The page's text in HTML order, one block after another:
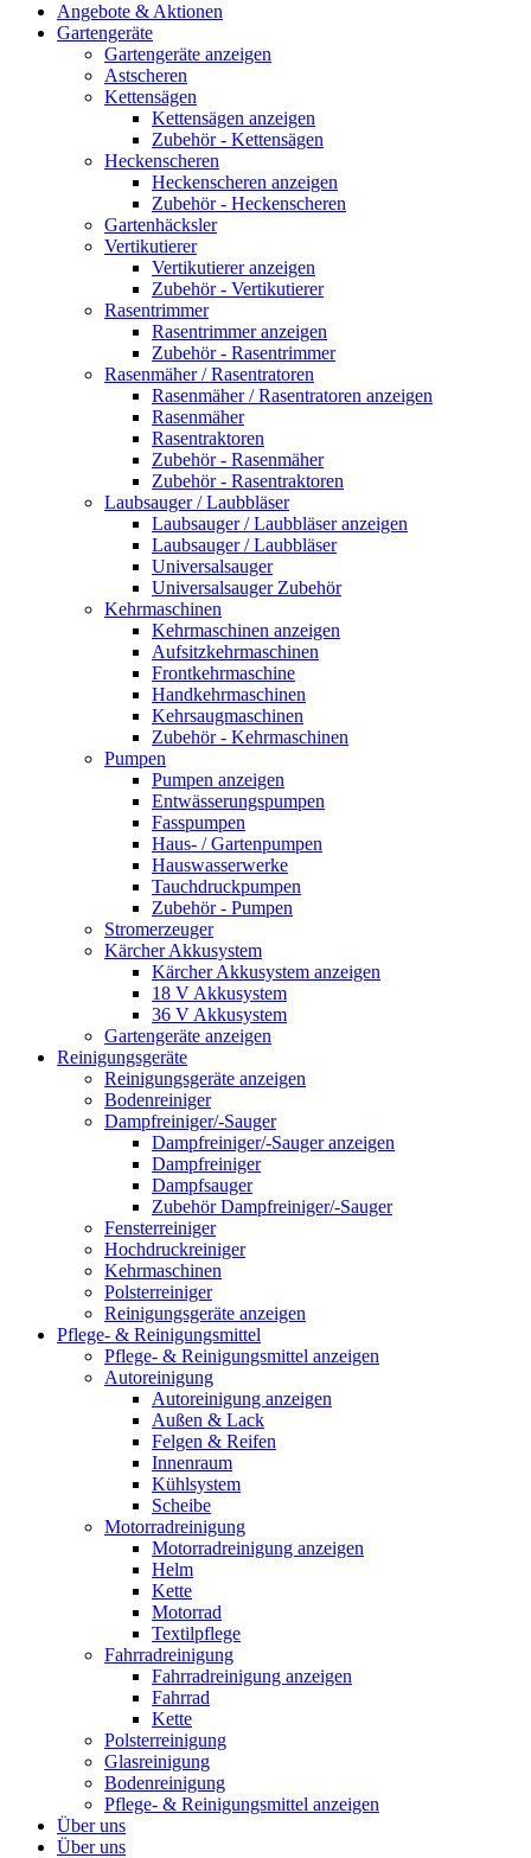
Angebote & Aktionen
Gartengeräte
Gartengeräte anzeigen
Astscheren
Kettensägen
Kettensägen anzeigen
Zubehör - Kettensägen
Heckenscheren
Heckenscheren anzeigen
Zubehör - Heckenscheren
Gartenhäcksler
Vertikutierer
Vertikutierer anzeigen
Zubehör - Vertikutierer
Rasentrimmer
Rasentrimmer anzeigen
Zubehör - Rasentrimmer
Rasenmäher / Rasentratoren
Rasenmäher / Rasentratoren anzeigen
Rasenmäher
Rasentraktoren
Zubehör - Rasenmäher
Zubehör - Rasentraktoren
Laubsauger / Laubbläser
Laubsauger / Laubbläser anzeigen
Laubsauger / Laubbläser
Universalsauger
Universalsauger Zubehör
Kehrmaschinen
Kehrmaschinen anzeigen
Aufsitzkehrmaschinen
Frontkehrmaschine
Handkehrmaschinen
Kehrsaugmaschinen
Zubehör - Kehrmaschinen
Pumpen
Pumpen anzeigen
Entwässerungspumpen
Fasspumpen
Haus- / Gartenpumpen
Hauswasserwerke
Tauchdruckpumpen
Zubehör - Pumpen
Stromerzeuger
Kärcher Akkusystem
Kärcher Akkusystem anzeigen
18 V Akkusystem
36 V Akkusystem
Gartengeräte anzeigen
Reinigungsgeräte
Reinigungsgeräte anzeigen
Bodenreiniger
Dampfreiniger/-Sauger
Dampfreiniger/-Sauger anzeigen
Dampfreiniger
Dampfsauger
Zubehör Dampfreiniger/-Sauger
Fensterreiniger
Hochdruckreiniger
Kehrmaschinen
Polsterreiniger
Reinigungsgeräte anzeigen
Pflege- & Reinigungsmittel
Pflege- & Reinigungsmittel anzeigen
Autoreinigung
Autoreinigung anzeigen
Außen & Lack
Felgen & Reifen
Innenraum
Kühlsystem
Scheibe
Motorradreinigung
Motorradreinigung anzeigen
Helm
Kette
Motorrad
Textilpflege
Fahrradreinigung
Fahrradreinigung anzeigen
Fahrrad
Kette
Polsterreinigung
Glasreinigung
Bodenreinigung
Pflege- & Reinigungsmittel anzeigen
Über uns
Über uns